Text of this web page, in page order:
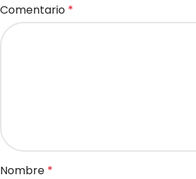
Comentario *
Nombre *